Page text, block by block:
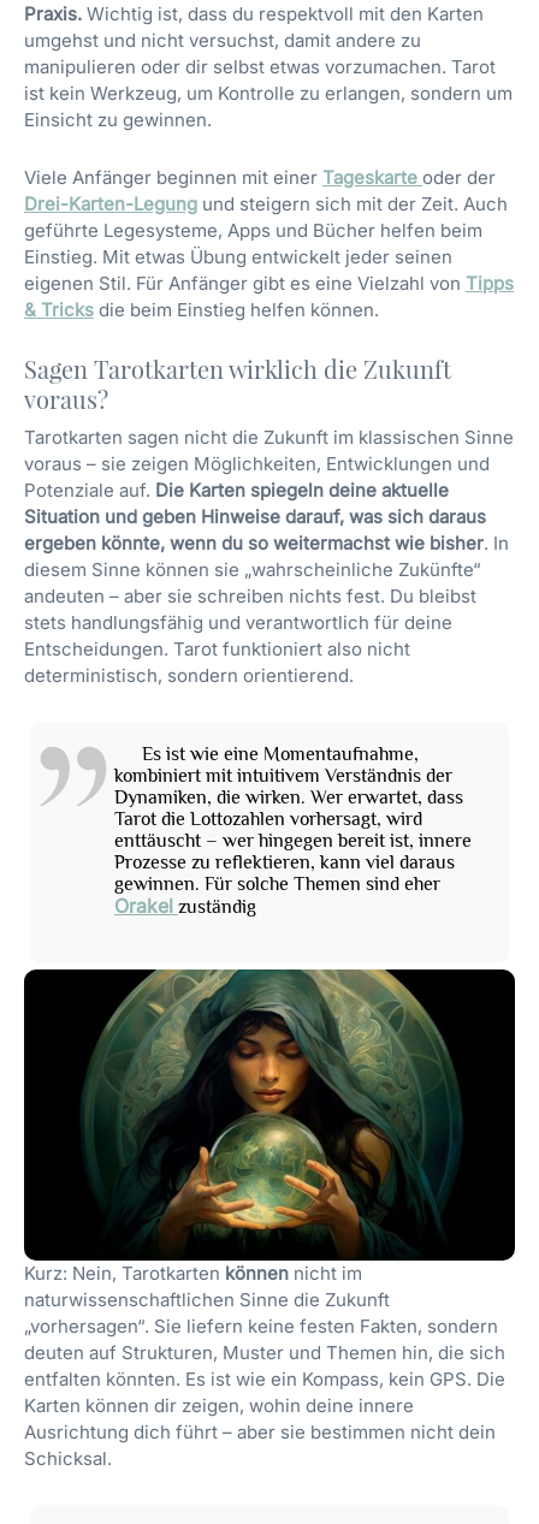
Praxis. Wichtig ist, dass du respektvoll mit den Karten
umgehst und nicht versuchst, damit andere zu
manipulieren oder dir selbst etwas vorzumachen. Tarot
ist kein Werkzeug, um Kontrolle zu erlangen, sondern um
Einsicht zu gewinnen.
Viele Anfänger beginnen mit einer Tageskarte oder der
Drei-Karten-Legung und steigern sich mit der Zeit. Auch
geführte Legesysteme, Apps und Bücher helfen beim
Einstieg. Mit etwas Übung entwickelt jeder seinen
eigenen Stil. Für Anfänger gibt es eine Vielzahl von Tipps
& Tricks die beim Einstieg helfen können.
Sagen Tarotkarten wirklich die Zukunft
voraus?
Tarotkarten sagen nicht die Zukunft im klassischen Sinne
voraus – sie zeigen Möglichkeiten, Entwicklungen und
Potenziale auf. Die Karten spiegeln deine aktuelle
Situation und geben Hinweise darauf, was sich daraus
ergeben könnte, wenn du so weitermachst wie bisher. In
diesem Sinne können sie „wahrscheinliche Zukünfte“
andeuten – aber sie schreiben nichts fest. Du bleibst
stets handlungsfähig und verantwortlich für deine
Entscheidungen. Tarot funktioniert also nicht
deterministisch, sondern orientierend.
Es ist wie eine Momentaufnahme,
kombiniert mit intuitivem Verständnis der
Dynamiken, die wirken. Wer erwartet, dass
Tarot die Lottozahlen vorhersagt, wird
enttäuscht – wer hingegen bereit ist, innere
Prozesse zu reflektieren, kann viel daraus
gewinnen. Für solche Themen sind eher
Orakel zuständig
Kurz: Nein, Tarotkarten können nicht im
naturwissenschaftlichen Sinne die Zukunft
„vorhersagen“. Sie liefern keine festen Fakten, sondern
deuten auf Strukturen, Muster und Themen hin, die sich
entfalten könnten. Es ist wie ein Kompass, kein GPS. Die
Karten können dir zeigen, wohin deine innere
Ausrichtung dich führt – aber sie bestimmen nicht dein
Schicksal.